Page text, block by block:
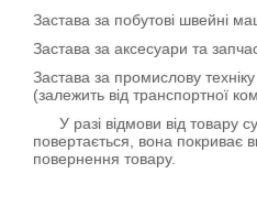
Застава за побутові швейні
Застава за аксесуари та
Застава за промислову
(залежить від транспортної
У разі відмови від товару
повертається, вона покриває
повернення товару.